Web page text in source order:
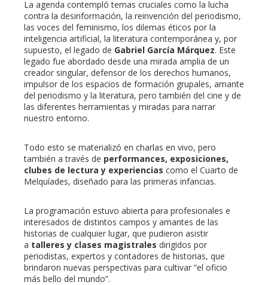
La agenda contempló temas cruciales como la lucha
contra la desinformación, la reinvención del periodismo,
las voces del feminismo, los dilemas éticos por la
inteligencia artificial, la literatura contemporánea y, por
supuesto, el legado de Gabriel García Márquez. Este
legado fue abordado desde una mirada amplia de un
creador singular, defensor de los derechos humanos,
impulsor de los espacios de formación grupales, amante
del periodismo y la literatura, pero también del cine y de
las diferentes herramientas y miradas para narrar
nuestro entorno.
Todo esto se materializó en charlas en vivo, pero
también a través de performances, exposiciones,
clubes de lectura y experiencias como el Cuarto de
Melquíades, diseñado para las primeras infancias.
La programación estuvo abierta para profesionales e
interesados de distintos campos y amantes de las
historias de cualquier lugar, que pudieron asistir
a talleres y clases magistrales dirigidos por
periodistas, expertos y contadores de historias, que
brindaron nuevas perspectivas para cultivar “el oficio
más bello del mundo”.